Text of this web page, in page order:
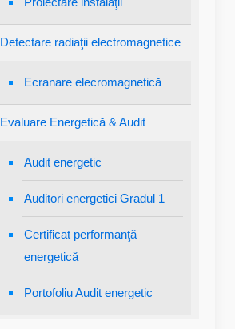
Detectare radiaţii electromagnetice
Ecranare elecromagnetică
Evaluare Energetică & Audit
Audit energetic
Auditori energetici Gradul 1
Certificat performanţă
energetică
Portofoliu Audit energetic